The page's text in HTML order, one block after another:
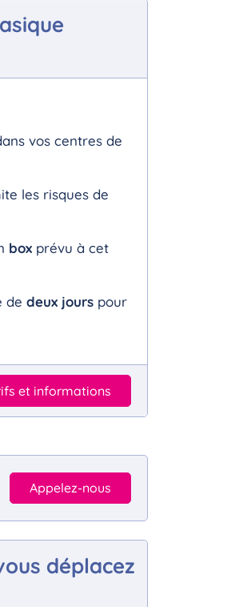
vos centres de
les risques de
box prévu à cet
de deux jours pour
et informations
Appelez-nous
déplacez